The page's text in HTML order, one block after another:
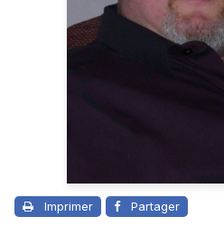
Imprimer Partager